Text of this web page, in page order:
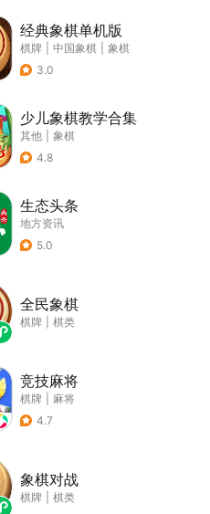
经典象棋单机版
棋牌 中国象棋
象棋
3.0
少儿象棋教学合集
其他
象棋
4.8
生态头条
地方资讯
5.0
全民象棋
棋牌 棋类
竞技麻将
棋牌
麻将
4.7
象棋对战
棋牌 棋类